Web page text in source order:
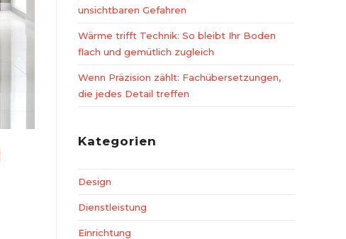
unsichtbaren Gefahren
Wärme trifft Technik: So bleibt Ihr Boden
flach und gemütlich zugleich
Wenn Präzision zählt: Fachübersetzungen,
die jedes Detail treffen
Kategorien
Design
Dienstleistung
Einrichtung